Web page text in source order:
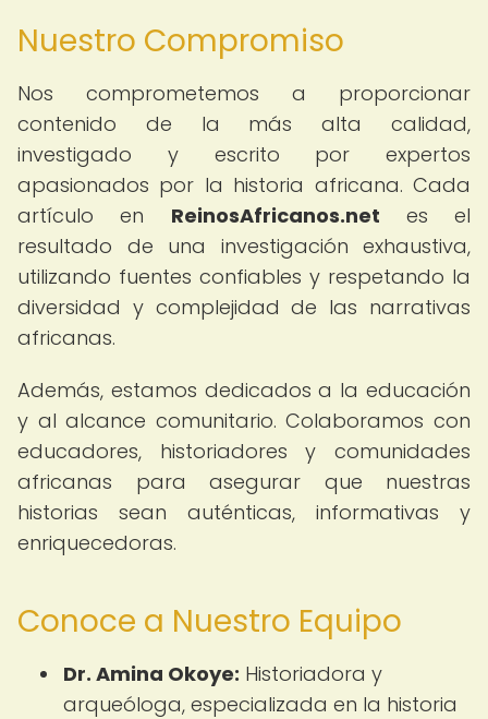
Nuestro Compromiso
Nos comprometemos a proporcionar
contenido de la más alta calidad,
investigado y escrito por expertos
apasionados por la historia africana. Cada
artículo en ReinosAfricanos.net es el
resultado de una investigación exhaustiva,
utilizando fuentes confiables y respetando la
diversidad y complejidad de las narrativas
africanas.
Además, estamos dedicados a la educación
y al alcance comunitario. Colaboramos con
educadores, historiadores y comunidades
africanas para asegurar que nuestras
historias sean auténticas, informativas y
enriquecedoras.
Conoce a Nuestro Equipo
Dr. Amina Okoye: Historiadora y
arqueóloga, especializada en la historia